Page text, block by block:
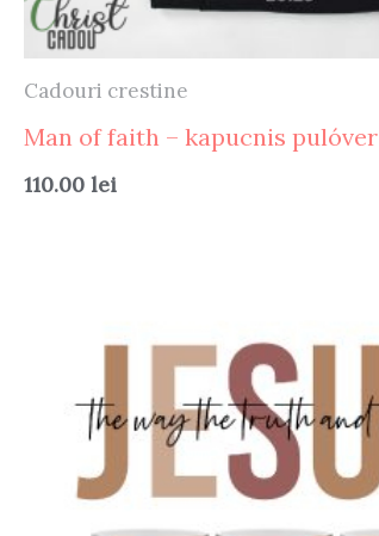
Cadouri crestine
Man of faith – kapucnis pulóver
110.00 lei